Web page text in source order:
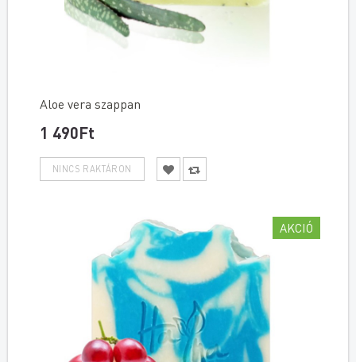
Aloe vera szappan
1 490Ft
AKCIÓ